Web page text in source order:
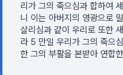
리가 그의 죽으심과 합하여
니 이는 아버지의 영광으로
살리심과 같이 우리로 또한
라 5 만일 우리가 그의 죽으
한 그의 부활을 본받아 연합